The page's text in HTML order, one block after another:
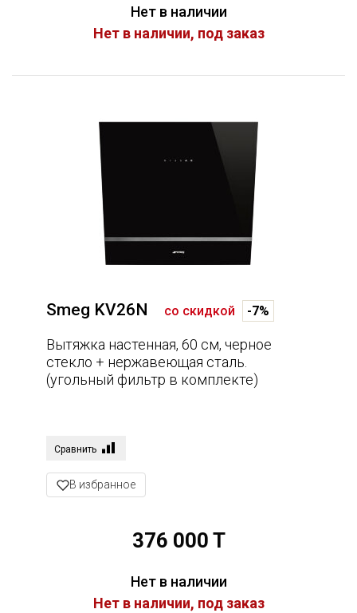
Нет в наличии
Нет в наличии, под заказ
Smeg KV26N со скидкой -7%
Вытяжка настенная, 60 см, черное
стекло + нержавеющая сталь.
(угольный фильтр в комплекте)
Сравнить
В избранное
376 000 T
Нет в наличии
Нет в наличии, под заказ